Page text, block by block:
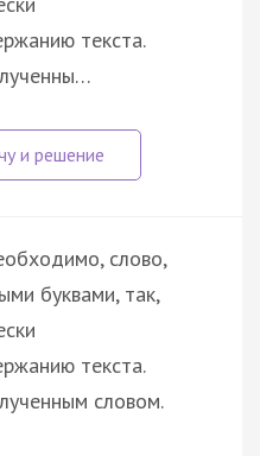
текста.
слово,
буквами, так,
текста.
словом.